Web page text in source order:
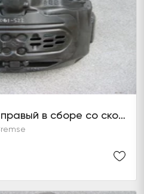
Суппорт тормозной правый в сборе со скобой